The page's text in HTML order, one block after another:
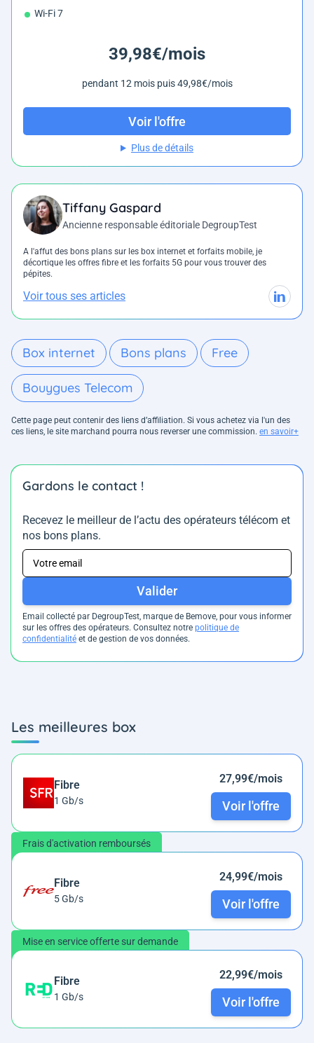
Wi-Fi 7
39,98€/mois
pendant 12 mois puis 49,98€/mois
Voir l'offre
Plus de détails
Tiffany Gaspard
Ancienne responsable éditoriale DegroupTest
A l'affut des bons plans sur les box internet et forfaits mobile, je
décortique les offres fibre et les forfaits 5G pour vous trouver des
pépites.
Voir tous ses articles
Box internet Bons plans Free
Bouygues Telecom
Cette page peut contenir des liens d’affiliation. Si vous achetez via l'un des
ces liens, le site marchand pourra nous reverser une commission. en savoir+
Gardons le contact !
Recevez le meilleur de l’actu des opérateurs télécom et
nos bons plans.
Valider
Email collecté par DegroupTest, marque de Bemove, pour vous informer
sur les offres des opérateurs. Consultez notre politique de
confidentialité et de gestion de vos données.
Les meilleures box
Fibre
1 Gb/s
27,99€/mois
Voir l'offre
Frais d'activation remboursés
Fibre
5 Gb/s
24,99€/mois
Voir l'offre
Mise en service offerte sur demande
Fibre
1 Gb/s
22,99€/mois
Voir l'offre